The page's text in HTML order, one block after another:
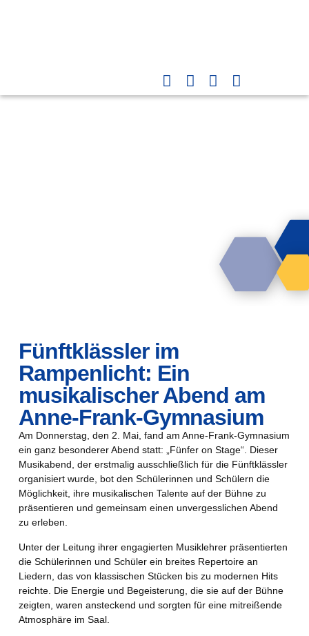
Fünftklässler im
Rampenlicht: Ein
musikalischer Abend am
Anne-Frank-Gymnasium
Am Donnerstag, den 2. Mai, fand am Anne-Frank-Gymnasium
ein ganz besonderer Abend statt: „Fünfer on Stage“. Dieser
Musikabend, der erstmalig ausschließlich für die Fünftklässler
organisiert wurde, bot den Schülerinnen und Schülern die
Möglichkeit, ihre musikalischen Talente auf der Bühne zu
präsentieren und gemeinsam einen unvergesslichen Abend
zu erleben.
Unter der Leitung ihrer engagierten Musiklehrer präsentierten
die Schülerinnen und Schüler ein breites Repertoire an
Liedern, das von klassischen Stücken bis zu modernen Hits
reichte. Die Energie und Begeisterung, die sie auf der Bühne
zeigten, waren ansteckend und sorgten für eine mitreißende
Atmosphäre im Saal.